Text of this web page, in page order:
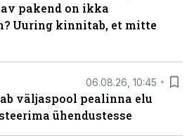
pakend on ikka
Uuring kinnitab, et mitte
06.08.26, 10:45
väljaspool pealinna elu
ühendustesse